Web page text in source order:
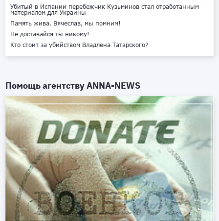
Убитый в Испании перебежчик Кузьминов стал отработанным
материалом для Украины
Память жива. Вячеслав, мы помним!
Не доставайся ты никому!
Кто стоит за убийством Владлена Татарского?
Помощь агентствуANNA-NEWS